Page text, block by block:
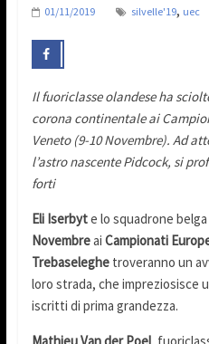
01/11/2019 silvelle'19, uec
Il fuoriclasse olandese ha
corona continentale ai
Veneto (9-10 Novembre). Ad
l’astro nascente Pidcock, si
forti
Eli Iserbyte lo squadrone
Novembreai Campionati
Trebaseleghetroveranno un
loro strada, che impreziosisce
iscritti di prima grandezza.